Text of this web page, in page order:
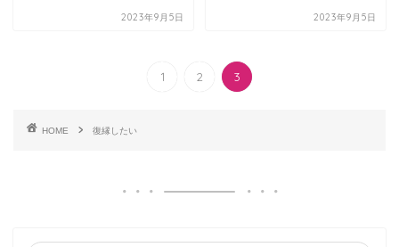
2023年9月5日 2023年9月5日
1 2 3
HOME 復縁したい